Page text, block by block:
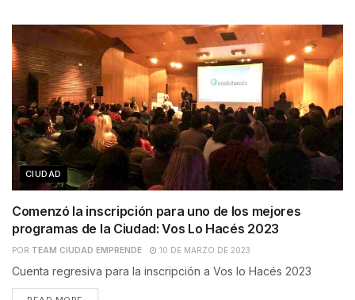
CIUDAD
Comenzó la inscripción para uno de los mejores
programas de la Ciudad: Vos Lo Hacés 2023
POR TEAM CIUDAD EMPRENDE 10 DE MARZO DE 2023
Cuenta regresiva para la inscripción a Vos lo Hacés 2023